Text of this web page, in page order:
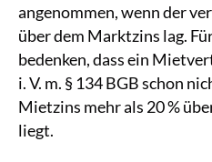
angenommen, wenn der
über dem Marktzins lag.
bedenken, dass ein
i. V. m. § 134 BGB schon
Mietzins mehr als 20 %
liegt.